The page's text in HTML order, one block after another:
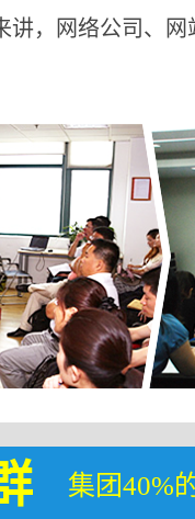
讲，网络公司、
集团40%